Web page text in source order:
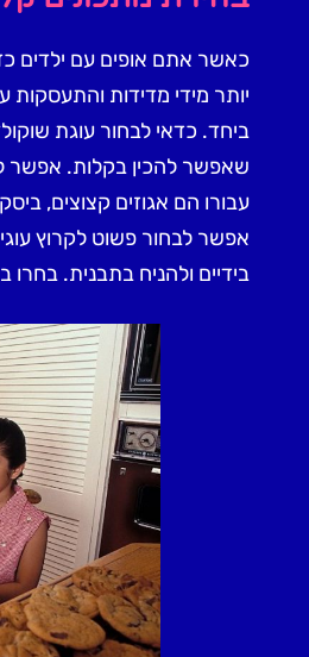
כאשר אתם אופים עם ילדים
יותר מידי מדידות
ביחד. כדאי לבחור עוגת
שאפשר להכין בקלות. אפשר
עבורו הם אגוזים קצוצים,
אפשר לבחור פשוט לקרוץ
בידיים ולהניח בתבנית.